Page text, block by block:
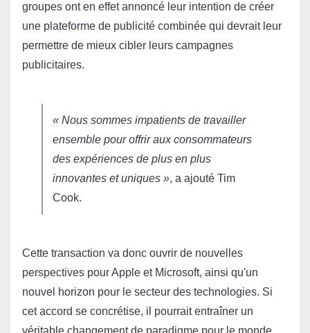
groupes ont en effet annoncé leur intention de créer
une plateforme de publicité combinée qui devrait leur
permettre de mieux cibler leurs campagnes
publicitaires.
« Nous sommes impatients de travailler
ensemble pour offrir aux consommateurs
des expériences de plus en plus
innovantes et uniques », a ajouté Tim
Cook.
Cette transaction va donc ouvrir de nouvelles
perspectives pour Apple et Microsoft, ainsi qu'un
nouvel horizon pour le secteur des technologies. Si
cet accord se concrétise, il pourrait entraîner un